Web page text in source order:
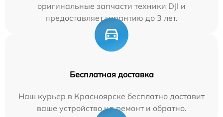
оригинальные запчасти техники DJI и
предоставляет гарантию до 3 лет.
Бесплатная доставка
Наш курьер в Красноярске бесплатно доставит
ваше устройство на ремонт и обратно.